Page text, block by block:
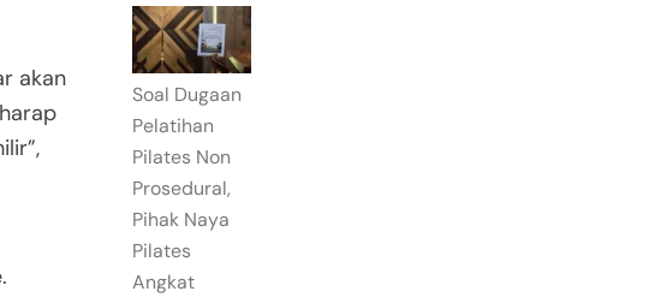
akan
Soal Dugaan
Pelatihan
Pilates Non
Prosedural,
Pihak Naya
Pilates
Angkat